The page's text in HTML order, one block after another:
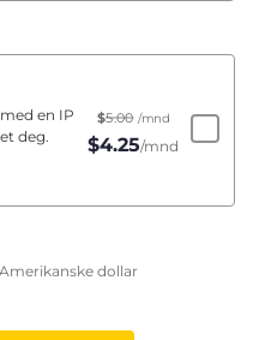
en IP
deg.
$5.00 /mnd
$4.25/mnd
dollar